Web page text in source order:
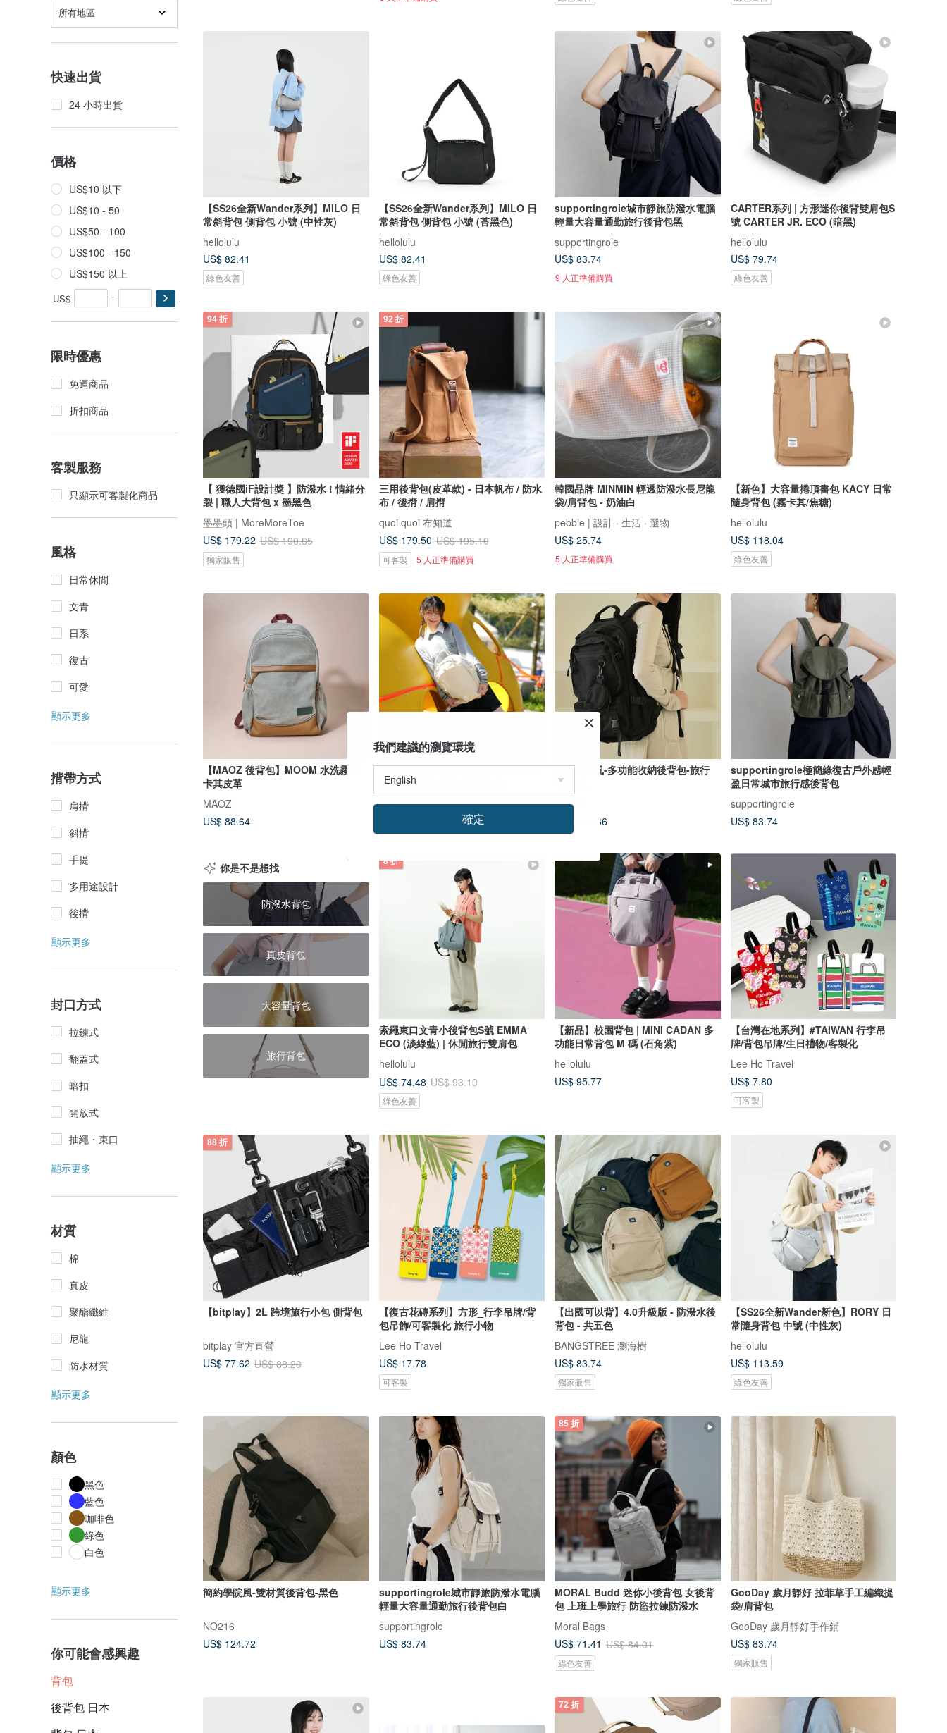
所有地區
快速出貨
24 小時出貨
價格
US$10 以下
US$10 - 50
US$50 - 100
US$100 - 150
US$150 以上
US$ -
限時優惠
免運商品
折扣商品
客製服務
只顯示可客製化商品
風格
日常休閒
文青
日系
復古
可愛
顯示更多
揹帶方式
肩揹
斜揹
手提
多用途設計
後揹
顯示更多
封口方式
拉鍊式
翻蓋式
暗扣
開放式
抽繩・束口
顯示更多
材質
棉
真皮
聚酯纖維
尼龍
防水材質
顯示更多
顏色
黑色
藍色
咖啡色
綠色
白色
顯示更多
你可能會感興趣
背包
後背包 日本
【SS26全新Wander系列】MILO 日
常斜背包 側背包 小號 (中性灰)
hellolulu
US$ 82.41
綠色友善
【SS26全新Wander系列】MILO 日
常斜背包 側背包 小號 (苔黑色)
hellolulu
US$ 82.41
綠色友善
supportingrole城市靜旅防潑水電腦
輕量大容量通勤旅行後背包黑
supportingrole
US$ 83.74
9 人正準備購買
CARTER系列 | 方形迷你後背雙肩包S
號 CARTER JR. ECO (暗黑)
hellolulu
US$ 79.74
綠色友善
94 折
【 獲德國iF設計獎 】防潑水 ! 情緒分
裂 | 職人大背包 x 墨黑色
墨墨頭 | MoreMoreToe
US$ 179.22 US$ 190.65
獨家販售
92 折
三用後背包(皮革款) - 日本帆布 / 防水
布 / 後揹 / 肩揹
quoi quoi 布知道
US$ 179.50 US$ 195.10
可客製 5 人正準備購買
韓國品牌 MINMIN 輕透防潑水長尼龍
袋/肩背包 - 奶油白
pebble | 設計 · 生活 · 選物
US$ 25.74
5 人正準備購買
【新色】大容量捲頂書包 KACY 日常
隨身背包 (霧卡其/焦糖)
hellolulu
US$ 118.04
綠色友善
【MAOZ 後背包】MOOM 水洗霧灰|
卡其皮革
MAOZ
US$ 88.64
【新品】日常之選| 校園背包 | MAYA
圓頂日常隨身背包 (雲尼拿白)
hellolulu
黑色工裝風-多功能收納後背包-旅行
包-黑色
NO216
US$ 111.36
supportingrole極簡綠復古戶外感輕
盈日常城市旅行感後背包
supportingrole
US$ 83.74
你是不是想找
防潑水背包
真皮背包
大容量背包
旅行背包
8 折
索繩束口文青小後背包S號 EMMA
ECO (淡綠藍) | 休閒旅行雙肩包
hellolulu
US$ 74.48 US$ 93.10
綠色友善
【新品】校園背包 | MINI CADAN 多
功能日常背包 M 碼 (石角紫)
hellolulu
US$ 95.77
【台灣在地系列】#TAIWAN 行李吊
牌/背包吊牌/生日禮物/客製化
Lee Ho Travel
US$ 7.80
可客製
88 折
【bitplay】2L 跨境旅行小包 側背包
bitplay 官方直營
US$ 77.62 US$ 88.20
【復古花磚系列】方形_行李吊牌/背
包吊飾/可客製化 旅行小物
Lee Ho Travel
US$ 17.78
可客製
【出國可以背】4.0升級版 - 防潑水後
背包 - 共五色
BANGSTREE 瀏海樹
US$ 83.74
獨家販售
【SS26全新Wander新色】RORY 日
常隨身背包 中號 (中性灰)
hellolulu
US$ 113.59
綠色友善
簡約學院風-雙材質後背包-黑色
NO216
US$ 124.72
supportingrole城市靜旅防潑水電腦
輕量大容量通勤旅行後背包白
supportingrole
US$ 83.74
85 折
MORAL Budd 迷你小後背包 女後背
包 上班上學旅行 防盜拉鍊防潑水
Moral Bags
US$ 71.41 US$ 84.01
綠色友善
GooDay 歲月靜好 拉菲草手工編織提
袋/肩背包
GooDay 歲月靜好手作鋪
US$ 83.74
獨家販售
72 折
我們建議的瀏覽環境
確定